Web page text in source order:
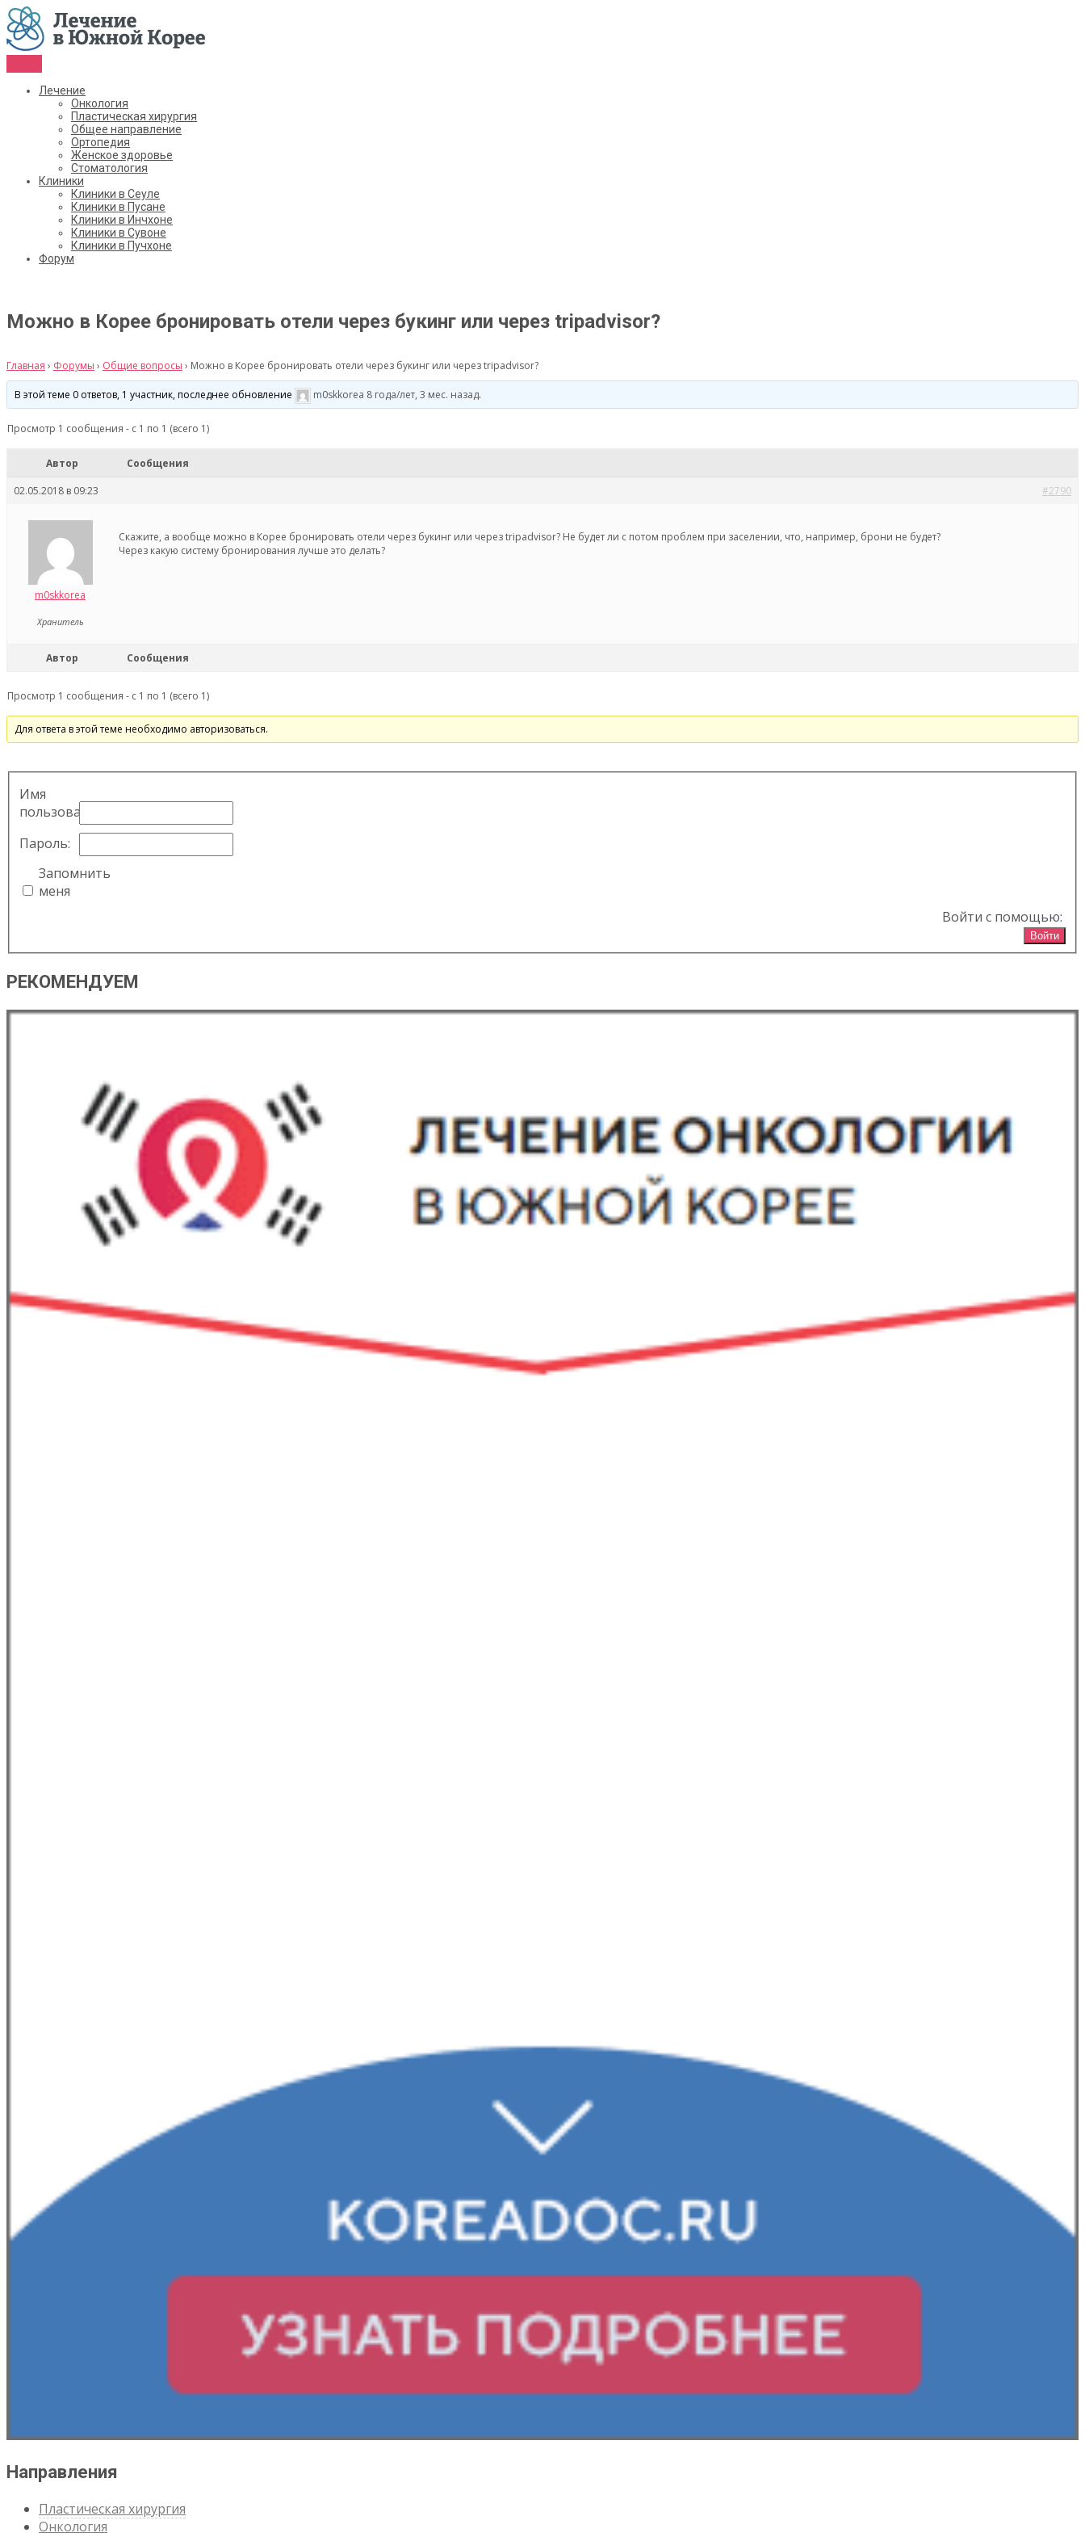
Лечение
Онкология
Пластическая хирургия
Общее направление
Ортопедия
Женское здоровье
Стоматология
Клиники
Клиники в Сеуле
Клиники в Пусане
Клиники в Инчхоне
Клиники в Сувоне
Клиники в Пучхоне
Форум
Можно в Корее бронировать отели через букинг или через tripadvisor?
Главная › Форумы › Общие вопросы › Можно в Корее бронировать отели через букинг или через tripadvisor?
В этой теме 0 ответов, 1 участник, последнее обновление m0skkorea 8 года/лет, 3 мес. назад.
Просмотр 1 сообщения - с 1 по 1 (всего 1)
Автор
Сообщения
02.05.2018 в 09:23
#2790
m0skkorea
Хранитель
Скажите, а вообще можно в Корее бронировать отели через букинг или через tripadvisor? Не будет ли с потом проблем при заселении, что, например, брони не будет?
Через какую систему бронирования лучше это делать?
Автор Сообщения
Просмотр 1 сообщения - с 1 по 1 (всего 1)
Для ответа в этой теме необходимо авторизоваться.
Имя
пользователя:
Пароль:
Запомнить
меня
Войти с помощью:
Войти
РЕКОМЕНДУЕМ
Направления
Пластическая хирургия
Онкология